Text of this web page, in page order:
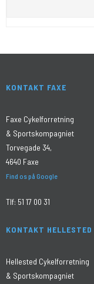
KONTAKT FAXE
Faxe Cykelforretning
& Sportskompagniet
Torvegade 34,
4640 Faxe
Find os på Google
Tlf: 51 17 00 31
KONTAKT HELLESTED
Hellested Cykelforretning
& Sportskompagniet